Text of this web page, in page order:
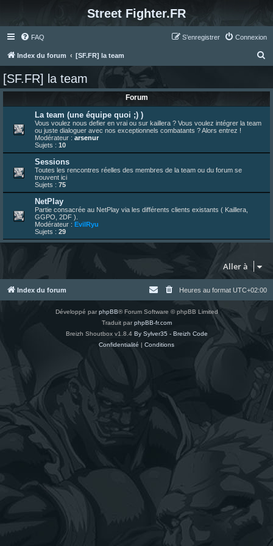
Street Fighter.FR
FAQ Connexion
S’enregistrer
Index du forum [SF.FR] la team
[SF.FR] la team
Forum
La team (une équipe quoi ;) )
Vous voulez nous defier en vrai ou sur kaillera ? Vous voulez intégrer la team
ou juste dialoguer avec nos exceptionnels combatants ? Alors entrez !
Modérateur : arsenur
Sujets : 10
Sessions
Toutes les rencontres réelles des membres de la team ou du forum se
trouvent ici
Sujets : 75
NetPlay
Partie consacrée au NetPlay via les différents clients existants ( Kaillera,
GGPO, 2DF ).
Modérateur : EvilRyu
Sujets : 29
Aller à
Index du forum Heures au format UTC+02:00
Développé parphpBB® Forum Software © phpBB Limited
Traduit parphpBB-fr.com
Breizh Shoutbox v1.8.4 By Sylver35 - Breizh Code
Confidentialité | Conditions